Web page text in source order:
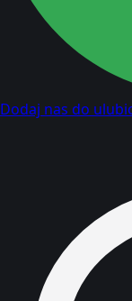
Dodaj nas do